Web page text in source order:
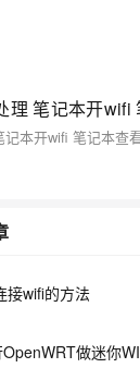
理 笔记本开wifi
本开wifi 笔记本查
接wifi的方法
做迷你